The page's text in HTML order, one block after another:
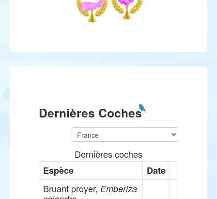
Dernières Coches
Dernières coches
Espèce
Date
Bruant proyer, Emberiza